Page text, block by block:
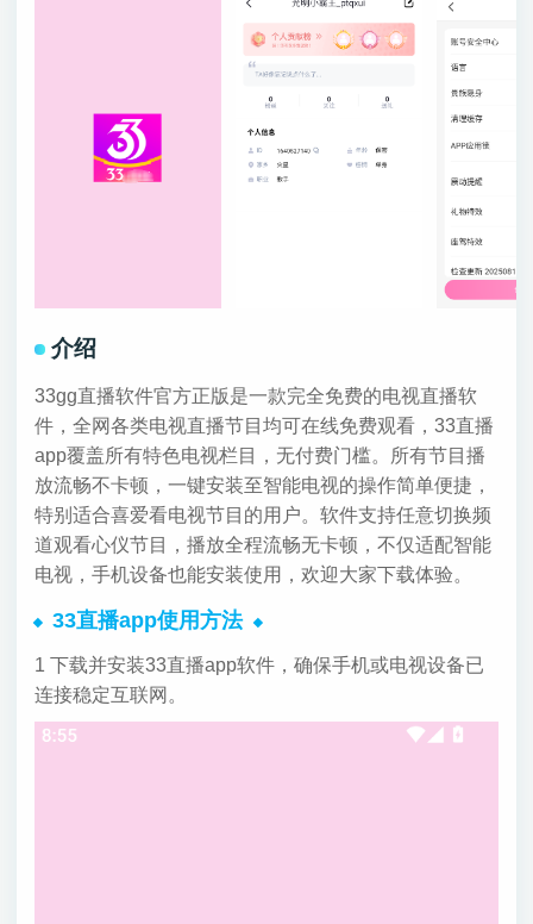
介绍
33gg直播软件官方正版是一款完全免费的电视直播软
件，全网各类电视直播节目均可在线免费观看，33直播
app覆盖所有特色电视栏目，无付费门槛。所有节目播
放流畅不卡顿，一键安装至智能电视的操作简单便捷，
特别适合喜爱看电视节目的用户。软件支持任意切换频
道观看心仪节目，播放全程流畅无卡顿，不仅适配智能
电视，手机设备也能安装使用，欢迎大家下载体验。
33直播app使用方法
1 下载并安装33直播app软件，确保手机或电视设备已
连接稳定互联网。